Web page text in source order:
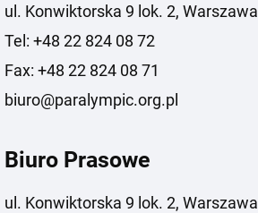
ul. Konwiktorska 9 lok. 2, Warszawa
Tel: +48 22 824 08 72
Fax: +48 22 824 08 71
biuro@paralympic.org.pl
Biuro Prasowe
ul. Konwiktorska 9 lok. 2, Warszawa